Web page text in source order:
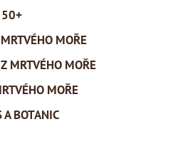
50+
MOŘE
MRTVÉHO MOŘE
MOŘE
A BOTANIC